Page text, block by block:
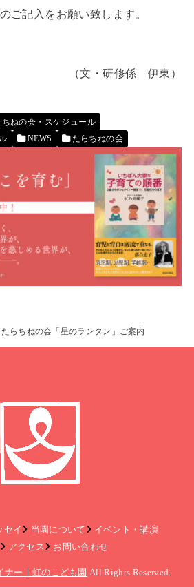
ご記入をお願い致します。
（文・研修係 伊東）
ちねの会・スケジュール
NEWS たらちねの会
たらちねの会「星のランタン」ご案内
セイ 当園について
イベント・講演
アクセス お問い合わせ
ナー｜虹のこども園 All Rights Reserved.